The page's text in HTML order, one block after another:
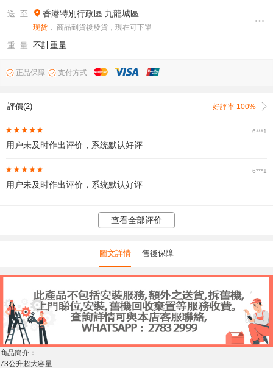
送 至 香港特別行政區 九龍城區
现货 ， 商品到貨後發貨，現在可下單
重 量 不計重量
正品保障 支付方式
評價(2) 好評率 100%
6***1
用户未及时作出评价，系统默认好评
6***1
用户未及时作出评价，系统默认好评
查看全部评价
圖文詳情 售後保障
商品簡介：
73公升超大容量